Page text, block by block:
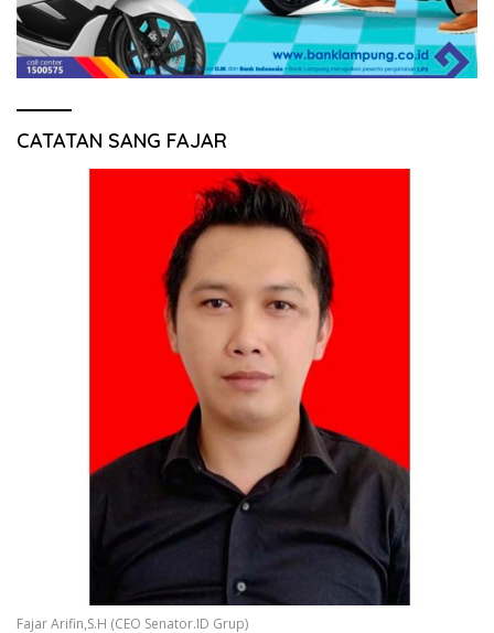
CATATAN SANG FAJAR
Fajar Arifin,S.H (CEO Senator.ID Grup)